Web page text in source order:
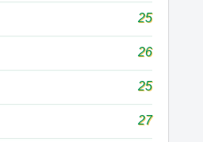
25
26
25
27